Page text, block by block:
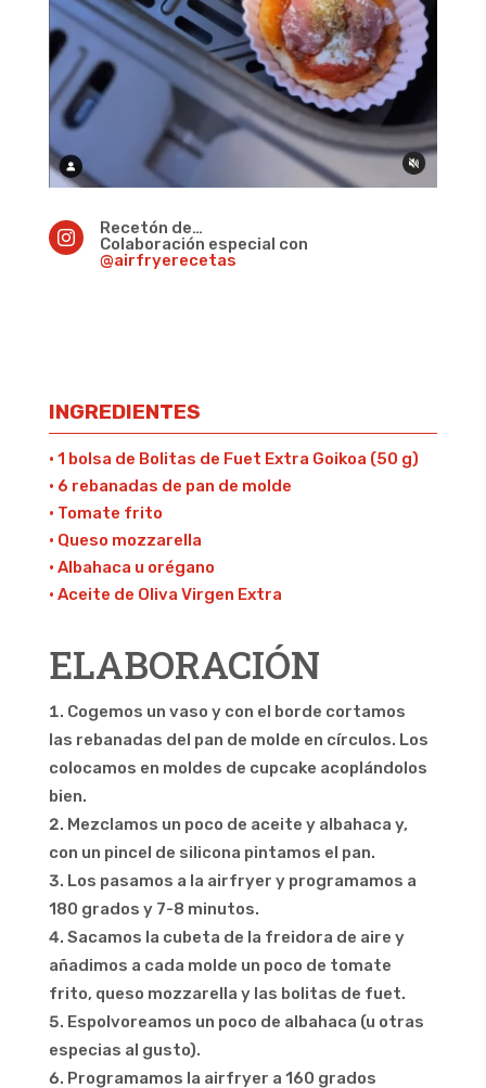

Recetón de…
Colaboración especial con
@airfryerecetas
INGREDIENTES
· 1 bolsa de Bolitas de Fuet Extra Goikoa (50 g)
· 6 rebanadas de pan de molde
· Tomate frito
· Queso mozzarella
· Albahaca u orégano
· Aceite de Oliva Virgen Extra
ELABORACIÓN
Cogemos un vaso y con el borde cortamos
las rebanadas del pan de molde en círculos. Los
colocamos en moldes de cupcake acoplándolos
bien.
Mezclamos un poco de aceite y albahaca y,
con un pincel de silicona pintamos el pan.
Los pasamos a la airfryer y programamos a
180 grados y 7-8 minutos.
Sacamos la cubeta de la freidora de aire y
añadimos a cada molde un poco de tomate
frito, queso mozzarella y las bolitas de fuet.
Espolvoreamos un poco de albahaca (u otras
especias al gusto).
Programamos la airfryer a 160 grados